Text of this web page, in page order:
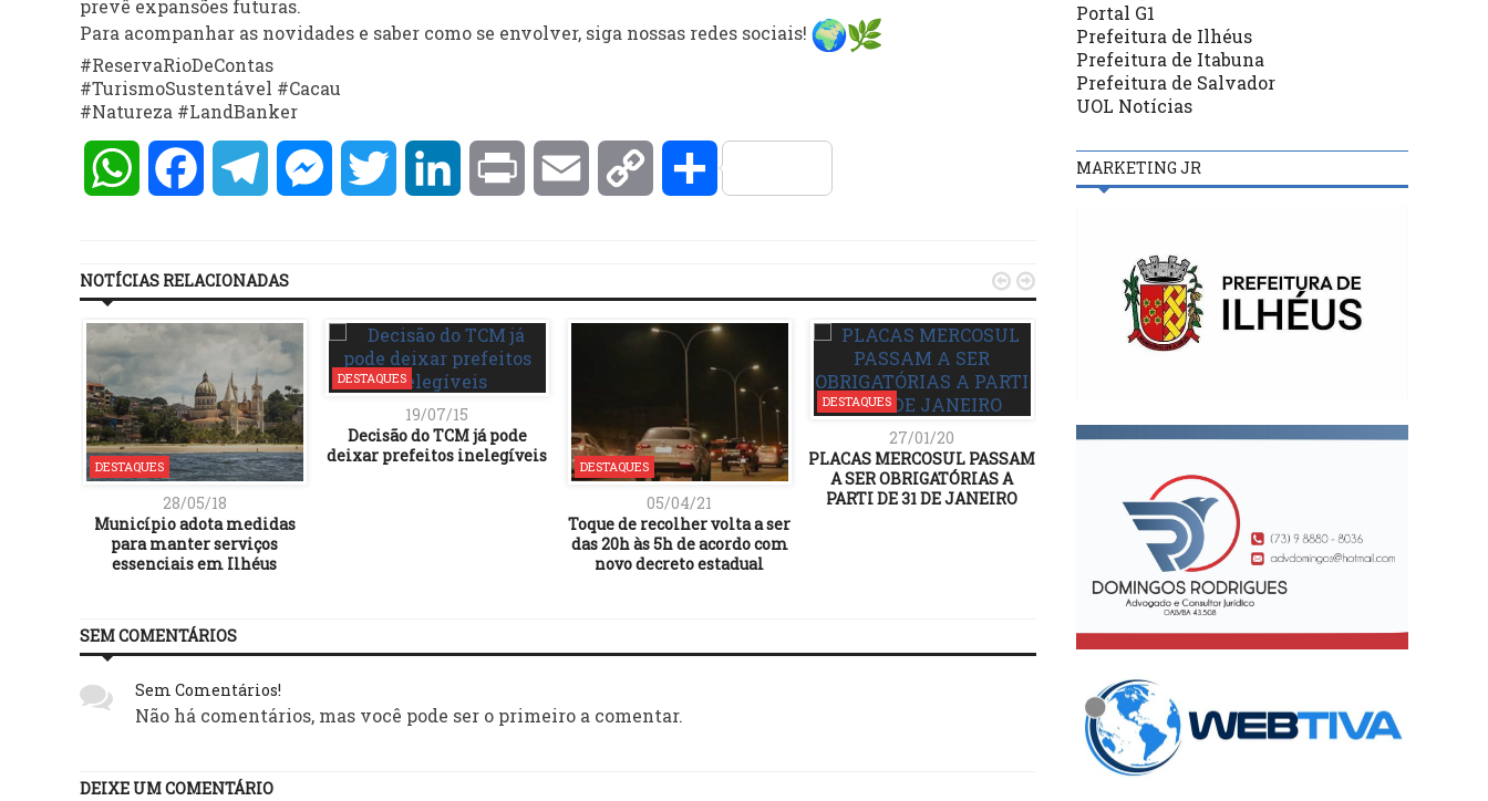
prevê expansões futuras.
Para acompanhar as novidades e saber como se envolver, siga nossas redes sociais!
#ReservaRioDeContas
#TurismoSustentável #Cacau
#Natureza #LandBanker
WhatsAppFacebookTelegramMessengerTwitter LinkedInPrint Email Copy Compartilhar
NOTÍCIAS RELACIONADAS
DESTAQUES
28/05/18
Município adota medidas
para manter serviços
essenciais em Ilhéus
DESTAQUES
19/07/15
Decisão do TCM já pode
deixar prefeitos inelegíveis
DESTAQUES
05/04/21
Toque de recolher volta a ser
das 20h às 5h de acordo com
novo decreto estadual
DESTAQUES
27/01/20
PLACAS MERCOSUL PASSAM
A SER OBRIGATÓRIAS A
PARTI DE 31 DE JANEIRO
06/11/15
estiveram prestigiando o ato
público em Defesa de Ilhéus
FILIADOS E
PRÓXIMO SÁBADO, 12
 
SEM COMENTÁRIOS
Sem Comentários!
Não há comentários, mas você pode ser o primeiro a comentar.
DEIXE UM COMENTÁRIO
Portal G1
Prefeitura de Ilhéus
Prefeitura de Itabuna
Prefeitura de Salvador
UOL Notícias
MARKETING JR